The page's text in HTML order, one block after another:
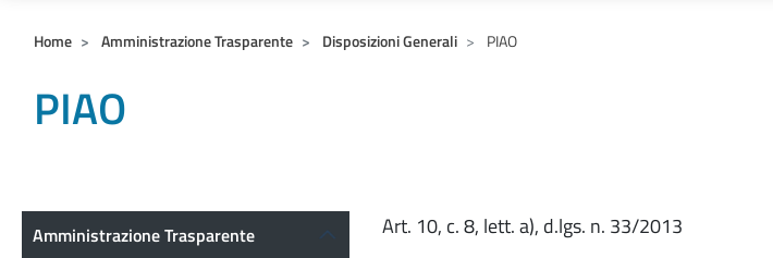
Home Amministrazione Trasparente Disposizioni Generali PIAO
PIAO
Art. 10, c. 8, lett. a), d.lgs. n. 33/2013
Amministrazione Trasparente
Amministrazione Trasparente